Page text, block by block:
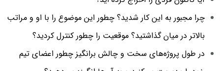
چرا مجبور به این کار شدید؟ چطور این موضوع را با او و مراتب
بالاتر در میان گذاشتید؟ موقعیت را چطور کنترل کردید؟
در طول پروژه‌های سخت و چالش برانگیز چطور اعضای تیم